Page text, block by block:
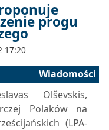
progu
17:20
Wiadomości
Olševskis,
Polaków na
(LPA-